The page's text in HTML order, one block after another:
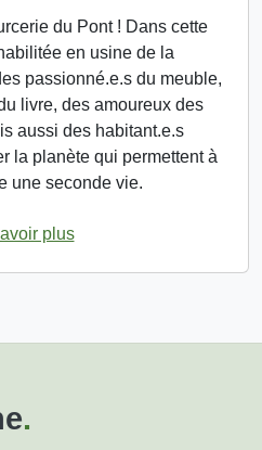
du Pont ! Dans cette
en usine de la
passionné.e.s du meuble,
livre, des amoureux des
aussi des habitant.e.s
la planète qui permettent à
une seconde vie.
plus
.